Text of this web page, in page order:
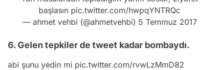
başlasın pic.twitter.com/hwpqYNTRQc
— ahmet vehbi (@ahmetvehbi) 5 Temmuz 2017
6. Gelen tepkiler de tweet kadar bombaydı.
abi şunu yedin mi pic.twitter.com/rvwLzMmD82